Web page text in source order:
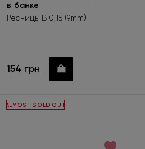
в банке
Ресницы B 0,15 (9mm)
154 грн Купить
ALMOST SOLD OUT